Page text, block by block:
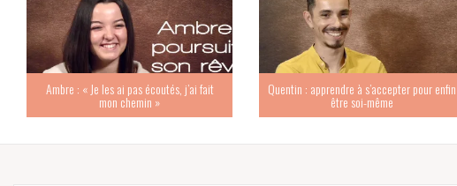
Ambre : « Je les ai pas écoutés, j’ai fait
mon chemin »
Quentin : apprendre à s’accepter pour enfin
être soi-même